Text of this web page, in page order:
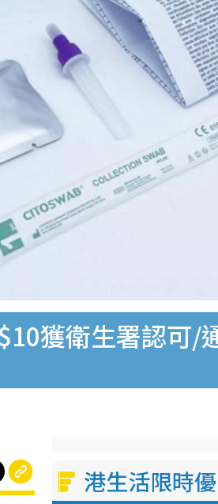
獲衛生署認可/
港生活限時